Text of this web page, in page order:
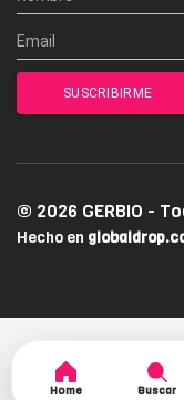
© 2026 GERBIO -
Hecho en
Home Buscar